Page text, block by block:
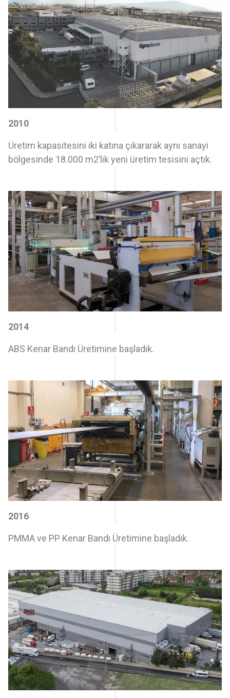
2010
Üretim kapasitesini iki katına çıkararak aynı sanayi
bölgesinde 18.000 m2’lik yeni üretim tesisini açtık.
2014
ABS Kenar Bandı Üretimine başladık.
2016
PMMA ve PP Kenar Bandı Üretimine başladık.